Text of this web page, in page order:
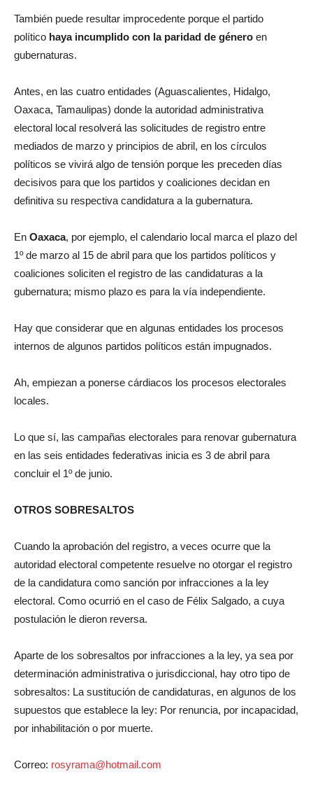
También puede resultar improcedente porque el partido
político haya incumplido con la paridad de género en
gubernaturas.
Antes, en las cuatro entidades (Aguascalientes, Hidalgo,
Oaxaca, Tamaulipas) donde la autoridad administrativa
electoral local resolverá las solicitudes de registro entre
mediados de marzo y principios de abril, en los círculos
políticos se vivirá algo de tensión porque les preceden días
decisivos para que los partidos y coaliciones decidan en
definitiva su respectiva candidatura a la gubernatura.
En Oaxaca, por ejemplo, el calendario local marca el plazo del
1º de marzo al 15 de abril para que los partidos políticos y
coaliciones soliciten el registro de las candidaturas a la
gubernatura; mismo plazo es para la vía independiente.
Hay que considerar que en algunas entidades los procesos
internos de algunos partidos políticos están impugnados.
Ah, empiezan a ponerse cárdiacos los procesos electorales
locales.
Lo que sí, las campañas electorales para renovar gubernatura
en las seis entidades federativas inicia es 3 de abril para
concluir el 1º de junio.
OTROS SOBRESALTOS
Cuando la aprobación del registro, a veces ocurre que la
autoridad electoral competente resuelve no otorgar el registro
de la candidatura como sanción por infracciones a la ley
electoral. Como ocurrió en el caso de Félix Salgado, a cuya
postulación le dieron reversa.
Aparte de los sobresaltos por infracciones a la ley, ya sea por
determinación administrativa o jurisdiccional, hay otro tipo de
sobresaltos: La sustitución de candidaturas, en algunos de los
supuestos que establece la ley: Por renuncia, por incapacidad,
por inhabilitación o por muerte.
Correo: rosyrama@hotmail.com